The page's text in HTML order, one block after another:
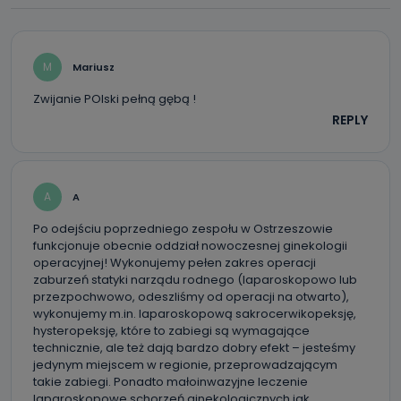
biznesowej działalności.
Jak skontaktować się z inspektorem
M Mariusz
Zwijanie POlski pełną gębą !
REPLY
A A
Po odejściu poprzedniego zespołu w Ostrzeszowie
funkcjonuje obecnie oddział nowoczesnej ginekologii
operacyjnej! Wykonujemy pełen zakres operacji
zaburzeń statyki narządu rodnego (laparoskopowo lub
przezpochwowo, odeszliśmy od operacji na otwarto),
wykonujemy m.in. laparoskopową sakrocerwikopeksję,
hysteropeksję, które to zabiegi są wymagające
technicznie, ale też dają bardzo dobry efekt – jesteśmy
jedynym miejscem w regionie, przeprowadzającym
takie zabiegi. Ponadto małoinwazyjne leczenie